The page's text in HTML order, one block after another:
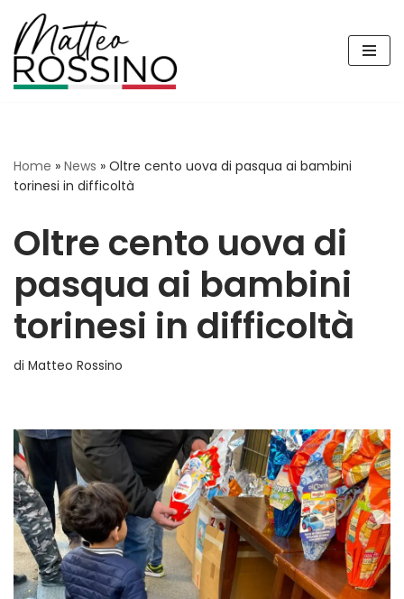
Vai
al
contenuto
Home » News » Oltre cento uova di pasqua ai bambini
torinesi in difficoltà
Oltre cento uova di
pasqua ai bambini
torinesi in difficoltà
di Matteo Rossino